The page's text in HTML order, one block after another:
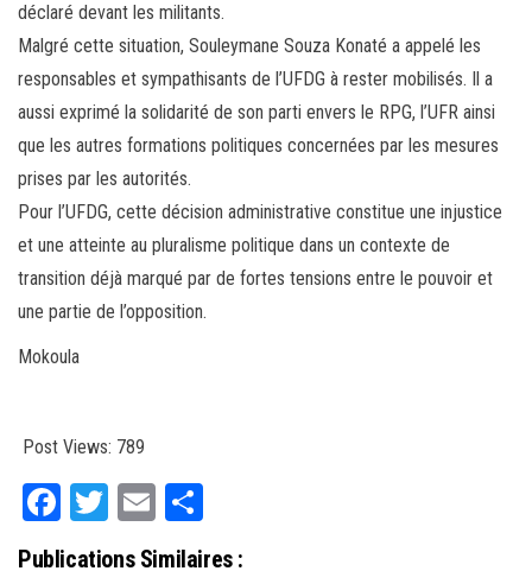
déclaré devant les militants.
Malgré cette situation, Souleymane Souza Konaté a appelé les
responsables et sympathisants de l’UFDG à rester mobilisés. Il a
aussi exprimé la solidarité de son parti envers le RPG, l’UFR ainsi
que les autres formations politiques concernées par les mesures
prises par les autorités.
Pour l’UFDG, cette décision administrative constitue une injustice
et une atteinte au pluralisme politique dans un contexte de
transition déjà marqué par de fortes tensions entre le pouvoir et
une partie de l’opposition.
Mokoula
Post Views: 789
Fa
ce
T
E
m
Publications Similaires :